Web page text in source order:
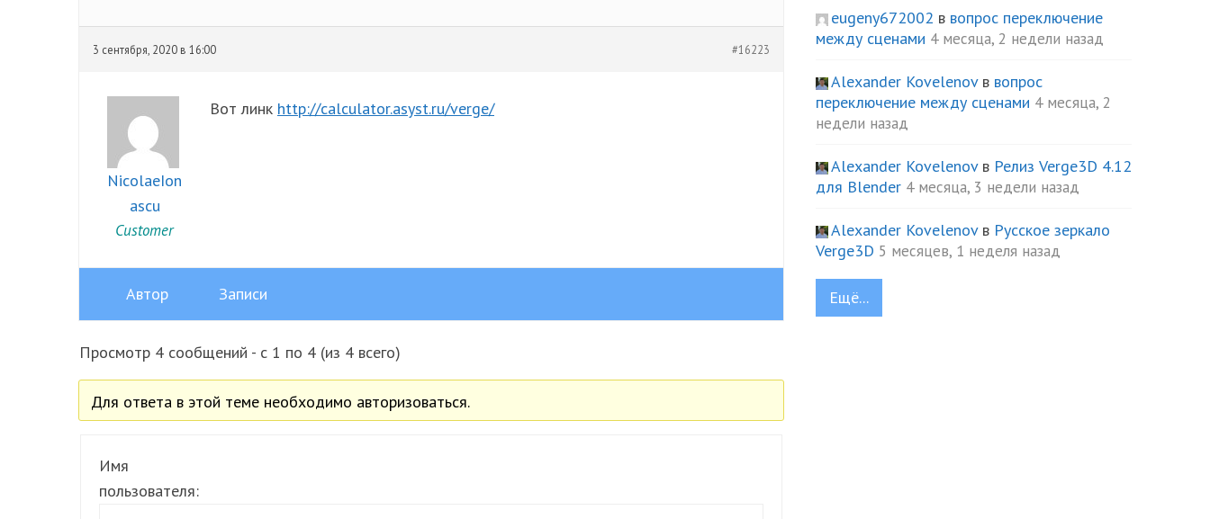
3 сентября, 2020 в 16:00 #16223
NicolaeIon
ascu
Customer
Вот линк http://calculator.asyst.ru/verge/
Автор Записи
Просмотр 4 сообщений - с 1 по 4 (из 4 всего)
Для ответа в этой теме необходимо авторизоваться.
Имя
пользователя:
eugeny672002 в вопрос переключение
между сценами 4 месяца, 2 недели назад
Alexander Kovelenovв вопрос
переключение между сценами 4 месяца, 2
недели назад
Alexander Kovelenovв Релиз Verge3D 4.12
для Blender 4 месяца, 3 недели назад
Alexander Kovelenovв Русское зеркало
Verge3D 5 месяцев, 1 неделя назад
Ещё...